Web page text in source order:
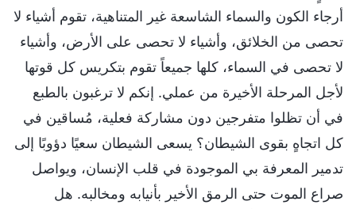
أرجاء الكون والسماء الشاسعة غير المتناهية، تقوم أشياء لا
تحصى من الخلائق، وأشياء لا تحصى على الأرض، وأشياء
لا تحصى في السماء، كلها جميعاً تقوم بتكريس كل قوتها
لأجل المرحلة الأخيرة من عملي. إنكم لا ترغبون بالطبع
في أن تظلوا متفرجين دون مشاركة فعلية، مُساقين في
كل اتجاهٍ بقوى الشيطان؟ يسعى الشيطان سعيًا دؤوبًا إلى
تدمير المعرفة بي الموجودة في قلب الإنسان، ويواصل
صراع الموت حتى الرمق الأخير بأنيابه ومخالبه. هل